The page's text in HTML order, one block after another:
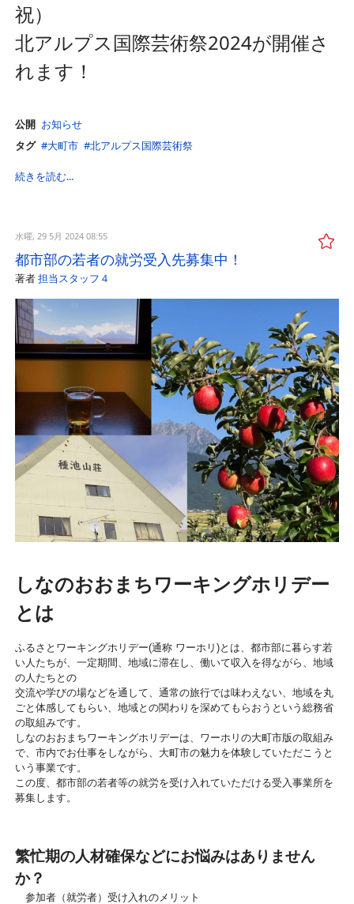
祝）
北アルプス国際芸術祭2024が開催さ
れます！
公開 お知らせ
タグ
大町市 北アルプス国際芸術祭
続きを読む...
水曜, 29 5月 2024 08:55
都市部の若者の就労受入先募集中！
著者担当スタッフ４
しなのおおまちワーキングホリデー
とは
ふるさとワーキングホリデー(通称 ワーホリ)とは、都市部に暮らす若
い人たちが、一定期間、地域に滞在し、働いて収入を得ながら、地域
の人たちとの
交流や学びの場などを通して、通常の旅行では味わえない、地域を丸
ごと体感してもらい、地域との関わりを深めてもらおうという総務省
の取組みです。
しなのおおまちワーキングホリデーは、ワーホリの大町市版の取組み
で、市内でお仕事をしながら、大町市の魅力を体験していただこうと
いう事業です。
この度、都市部の若者等の就労を受け入れていただける受入事業所を
募集します。
繁忙期の人材確保などにお悩みはありません
か？
参加者（就労者）受け入れのメリット